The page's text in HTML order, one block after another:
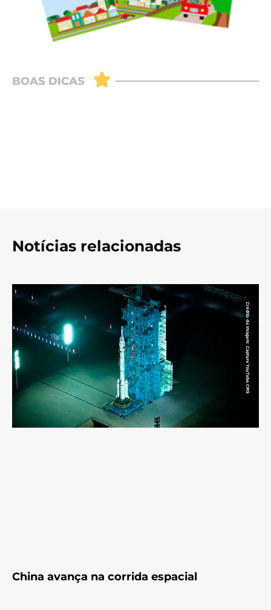
Notícias relacionadas
China avança na corrida espacial